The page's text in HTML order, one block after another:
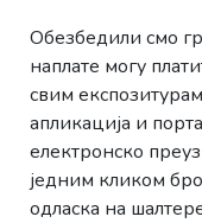
Обезбедили смо
наплате могу
свим
апликација и
електронско
једним кликом
одласка на